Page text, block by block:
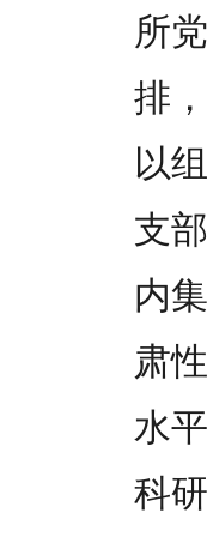
所
排
以
支
内
肃
水
科